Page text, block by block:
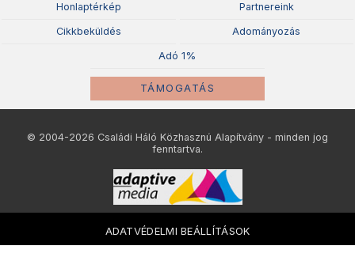
Honlaptérkép Partnereink
Cikkbeküldés Adományozás
Adó 1%
TÁMOGATÁS
© 2004-2026 Családi Háló Közhasznú Alapítvány - minden jog
fenntartva.
ADATVÉDELMI BEÁLLÍTÁSOK